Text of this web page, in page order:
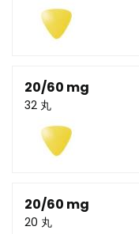
20/60 mg
32 丸
20/60 mg
20 丸